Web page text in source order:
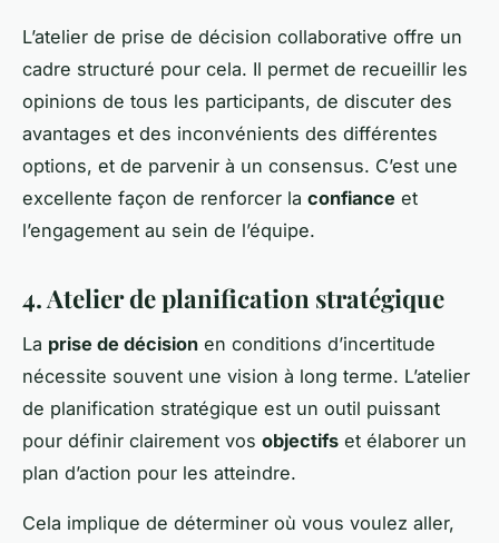
L’atelier de prise de décision collaborative offre un
cadre structuré pour cela. Il permet de recueillir les
opinions de tous les participants, de discuter des
avantages et des inconvénients des différentes
options, et de parvenir à un consensus. C’est une
excellente façon de renforcer la confiance et
l’engagement au sein de l’équipe.
4. Atelier de planification stratégique
La prise de décision en conditions d’incertitude
nécessite souvent une vision à long terme. L’atelier
de planification stratégique est un outil puissant
pour définir clairement vos objectifs et élaborer un
plan d’action pour les atteindre.
Cela implique de déterminer où vous voulez aller,